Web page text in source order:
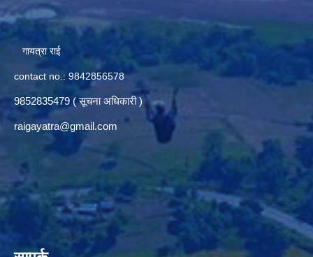
गायत्रा राई
contact no.: 9842856578
9852835479 ( सूचना अधिकारी )
raigayatra@gmail.com